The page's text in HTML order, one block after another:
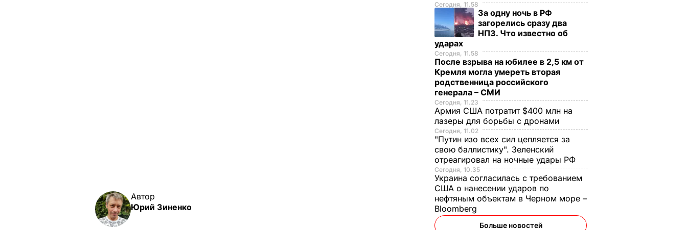
Автор
Юрий Зиненко
Сегодня, 11.58
За одну ночь в РФ
загорелись сразу два
НПЗ. Что известно об
ударах
Сегодня, 11.58
После взрыва на юбилее в 2,5 км от
Кремля могла умереть вторая
родственница российского
генерала – СМИ
Сегодня, 11.23
Армия США потратит $400 млн на
лазеры для борьбы с дронами
Сегодня, 11.02
"Путин изо всех сил цепляется за
свою баллистику". Зеленский
отреагировал на ночные удары РФ
Сегодня, 10.35
Украина согласилась с требованием
США о нанесении ударов по
нефтяным объектам в Черном море –
Bloomberg
Больше новостей